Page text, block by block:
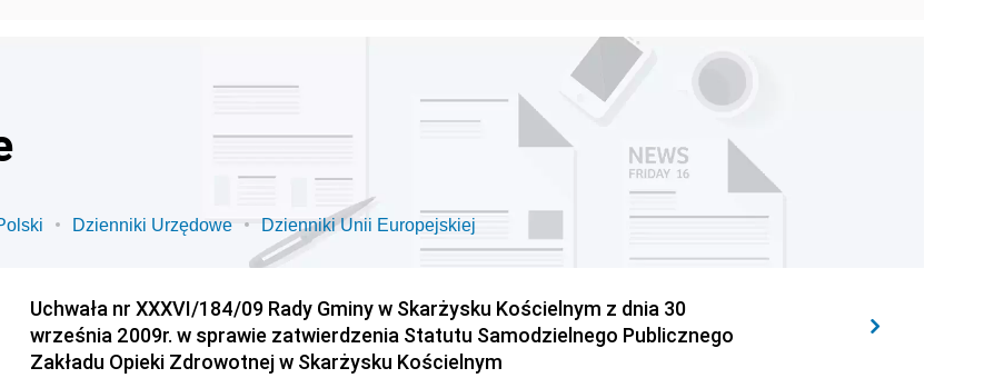
Dzienniki Urzędowe Dzienniki Unii Europejskiej
Uchwała nr XXXVI/184/09 Rady Gminy w Skarżysku Kościelnym z dnia 30
września 2009r. w sprawie zatwierdzenia Statutu Samodzielnego Publicznego
Zakładu Opieki Zdrowotnej w Skarżysku Kościelnym